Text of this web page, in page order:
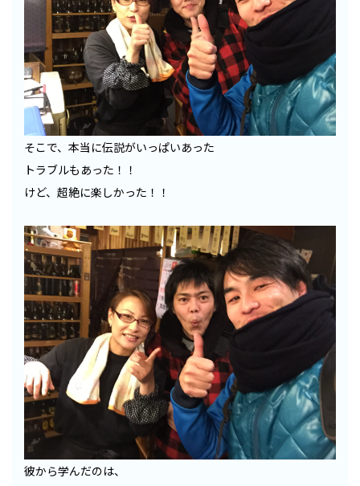
そこで、本当に伝説がいっぱいあった
トラブルもあった！！
けど、超絶に楽しかった！！
彼から学んだのは、